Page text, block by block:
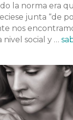
la norma era
junta “de
nos
nivel social y …